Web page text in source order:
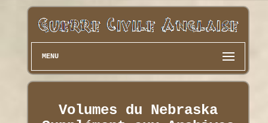
MENU
Volumes du Nebraska